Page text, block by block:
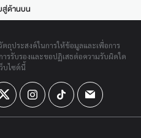
ด้านบน
ถุประสงค์ในการให้ข้อมูลและเพื่อการ
รรับรองและขอปฏิเสธต่อความรับผิดใด
บไซต์นี้